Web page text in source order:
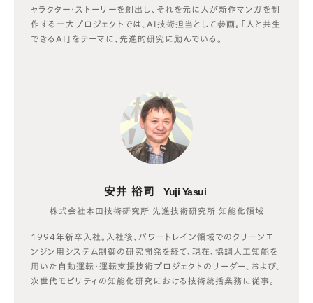
ャラクター・ストーリーを創出し、それを元に人が新作マンガを制
作する一大プロジェクトでは、AI技術担当として参画。「人と共生
できるAI」をテーマに、先進的研究に励んでいる。
安井 裕司 Yuji Yasui
株式会社本田技術研究所 先進技術研究所 知能化領域
1994年新卒入社。入社後、パワートレイン領域でのクリーンエ
ンジン用システム制御の研究開発を経て、現在、協調人工知能を
用いた自動運転・運転支援技術プロジェクトのリーダー、および、
次世代モビリティの知能化研究における技術統括業務に従事。